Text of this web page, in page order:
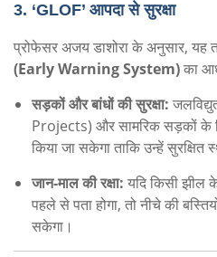
3. ‘GLOF’ आपदा से सुरक्षा
प्रोफेसर अजय डाशोरा के अनुसार, यह
(Early Warning System)का
सड़कों और बांधों की सुरक्षा:
Projects) और सामरिक सड़कों के
किया जा सकेगा ताकि उन्हें सुरक्षित
जान-माल की रक्षा: यदि किसी
पहले से पता होगा, तो नीचे की
सकेगा।